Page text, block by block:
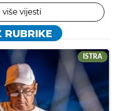
više vijesti
RUBRIKE
ISTRA